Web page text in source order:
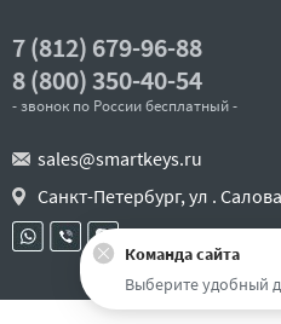
7 (812) 679-96-88
8 (800) 350-40-54
- звонок по России бесплатный -
sales@smartkeys.ru
Санкт-Петербург, ул .
Команда сайта
Выберите удобный